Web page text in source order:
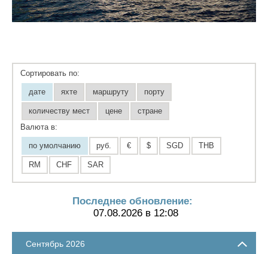
Сортировать по:
дате яхте маршруту порту
количеству мест цене
стране
Валюта в:
по умолчанию руб. € $ SGD THB
RM CHF SAR
Последнее обновление:
07.08.2026 в 12:08
Сентябрь 2026